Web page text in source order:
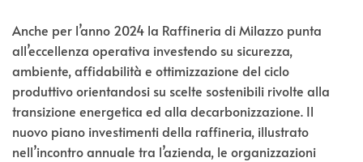
Anche per l’anno 2024 la Raffineria di Milazzo punta
all’eccellenza operativa investendo su sicurezza,
ambiente, affidabilità e ottimizzazione del ciclo
produttivo orientandosi su scelte sostenibili rivolte alla
transizione energetica ed alla decarbonizzazione. Il
nuovo piano investimenti della raffineria, illustrato
nell’incontro annuale tra l’azienda, le organizzazioni